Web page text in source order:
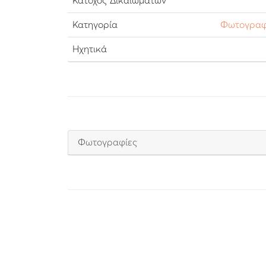
Κατηγορία
Ηχητικά
Φωτογραφίες